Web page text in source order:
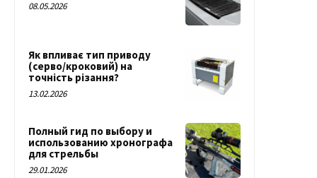
08.05.2026
Як впливає тип приводу
(серво/кроковий) на
точність різання?
13.02.2026
Полный гид по выбору и
использованию хронографа
для стрельбы
29.01.2026